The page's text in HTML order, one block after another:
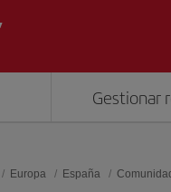
Gestionar
Europa España